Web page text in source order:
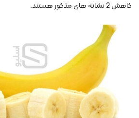
کاهش 2 نشانه های مذکور هستند.